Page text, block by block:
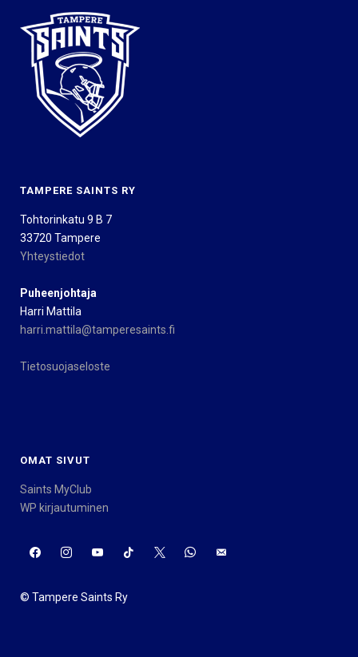
TAMPERE SAINTS RY
Tohtorinkatu 9 B 7
33720 Tampere
Yhteystiedot
Puheenjohtaja
Harri Mattila
harri.mattila@tamperesaints.fi
Tietosuojaseloste
OMAT SIVUT
Saints MyClub
WP kirjautuminen
© Tampere Saints Ry